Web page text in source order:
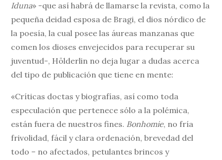
Iduna» -que así habrá de llamarse la revista, como la
pequeña deidad esposa de Bragi, el dios nórdico de
la poesía, la cual posee las áureas manzanas que
comen los dioses envejecidos para recuperar su
juventud-, Hölderlin no deja lugar a dudas acerca
del tipo de publicación que tiene en mente:
«Críticas doctas y biografías, así como toda
especulación que pertenece sólo a la polémica,
están fuera de nuestros fines. Bonhomie, no fría
frivolidad, fácil y clara ordenación, brevedad del
todo – no afectados, petulantes brincos y